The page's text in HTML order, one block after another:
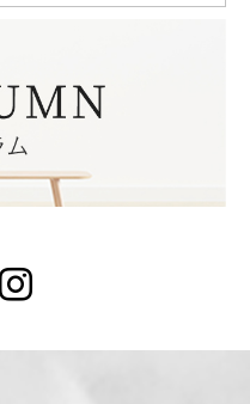
Facebook